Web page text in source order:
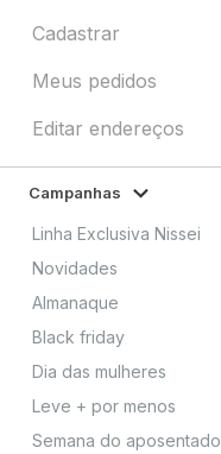
Cadastrar
Meus pedidos
Editar endereços
Campanhas
Linha Exclusiva Nissei
Novidades
Almanaque
Black friday
Dia das mulheres
Leve + por menos
Semana do aposentado